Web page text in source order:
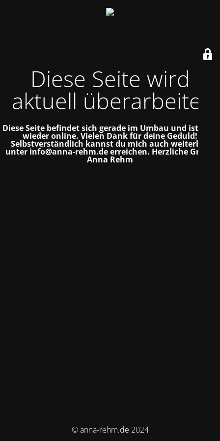
Diese Seite wird
aktuell überarbeitet
Diese Seite befindet sich gerade im Umbau und ist bald
wieder online. Vielen Dank für deine Geduld!
Selbstverständlich kannst du mich auch weiterhin
unter info@anna-rehm.de erreichen. Herzliche Grüße
Anna Rehm
© anna-rehm.de 2024